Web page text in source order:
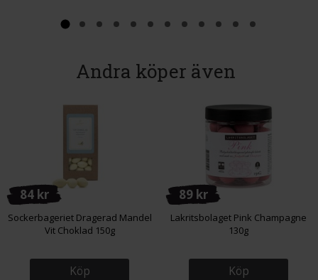
Andra köper även
84 kr
Sockerbageriet Dragerad Mandel
Vit Choklad 150g
Köp
89 kr
Lakritsbolaget Pink Champagne
130g
Köp